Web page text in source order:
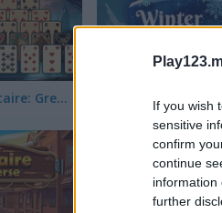
If you wish
sensitive
confirm
continue
information
further
Pyramid Solitaire: Great Pyramid